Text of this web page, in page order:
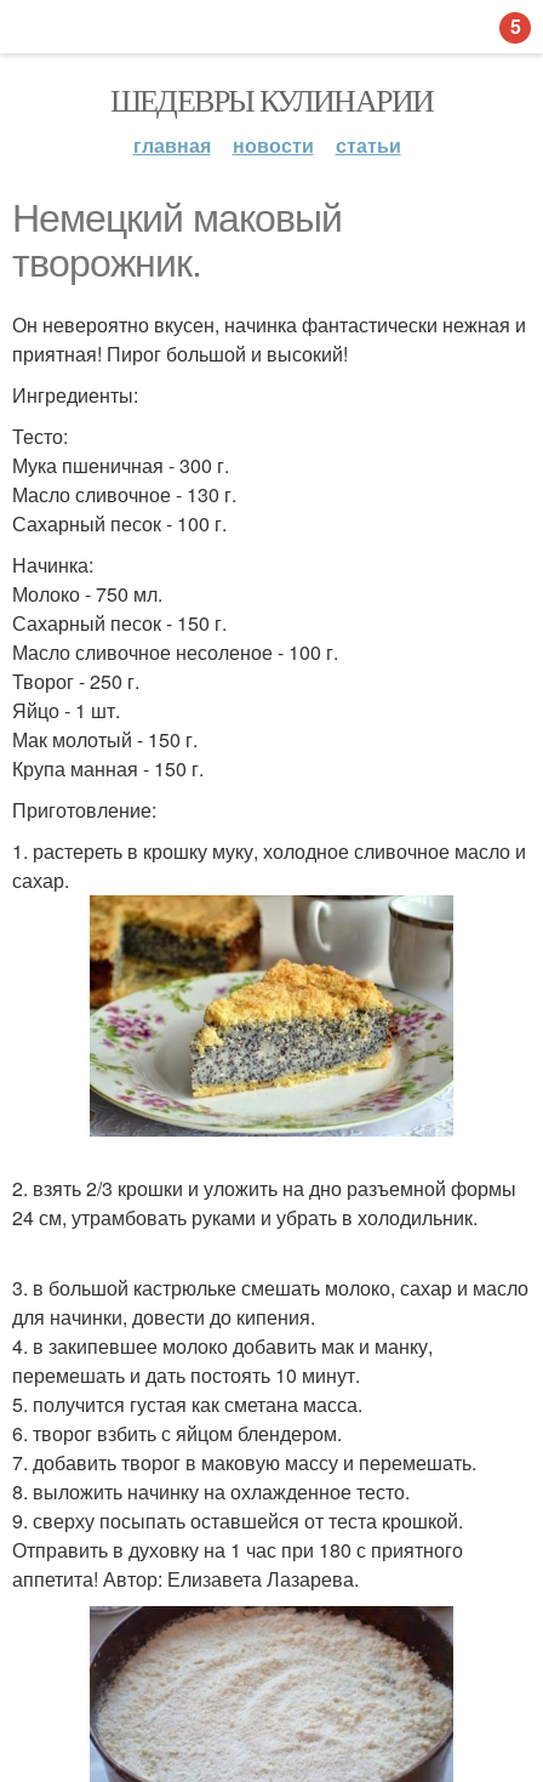
ШЕДЕВРЫ КУЛИНАРИИ
главная новости статьи
Немецкий маковый
творожник.
Он невероятно вкусен, начинка фантастически нежная и
приятная! Пирог большой и высокий!
Ингредиенты:
Тесто:
Мука пшеничная - 300 г.
Масло сливочное - 130 г.
Сахарный песок - 100 г.
Начинка:
Молоко - 750 мл.
Сахарный песок - 150 г.
Масло сливочное несоленое - 100 г.
Творог - 250 г.
Яйцо - 1 шт.
Мак молотый - 150 г.
Крупа манная - 150 г.
Приготовление:
1. растереть в крошку муку, холодное сливочное масло и
сахар.
2. взять 2/3 крошки и уложить на дно разъемной формы
24 см, утрамбовать руками и убрать в холодильник.
3. в большой кастрюльке смешать молоко, сахар и масло
для начинки, довести до кипения.
4. в закипевшее молоко добавить мак и манку,
перемешать и дать постоять 10 минут.
5. получится густая как сметана масса.
6. творог взбить с яйцом блендером.
7. добавить творог в маковую массу и перемешать.
8. выложить начинку на охлажденное тесто.
9. сверху посыпать оставшейся от теста крошкой.
Отправить в духовку на 1 час при 180 с приятного
аппетита! Автор: Елизавета Лазарева.
5